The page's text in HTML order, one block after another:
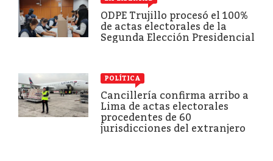
ODPE Trujillo procesó el 100%
de actas electorales de la
Segunda Elección Presidencial
POLÍTICA
Cancillería confirma arribo a
Lima de actas electorales
procedentes de 60
jurisdicciones del extranjero